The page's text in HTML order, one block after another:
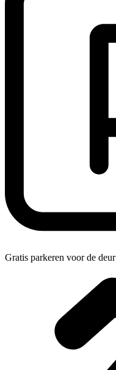
Gratis parkeren voor de deur